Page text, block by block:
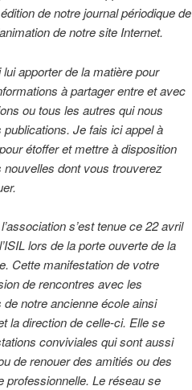
de notre journal périodique de
de notre site Internet.
apporter de la matière pour
à partager entre et avec
ou tous les autres qui nous
Je fais ici appel à
étoffer et mettre à disposition
dont vous trouverez
s’est tenue ce 22 avril
lors de la porte ouverte de la
Cette manifestation de votre
de rencontres avec les
notre ancienne école ainsi
la direction de celle-ci. Elle se
conviviales qui sont aussi
de renouer des amitiés ou des
professionnelle. Le réseau se